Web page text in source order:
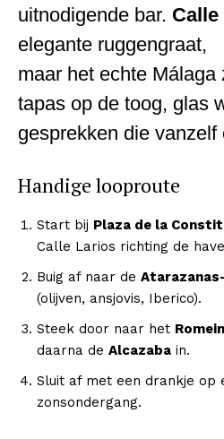
Inhoudsopgave [
1News
uitnodigende bar.
elegante ruggengraat,
maar het echte Málaga
tapas op de toog, glas
gesprekken die vanzelf
Handige looproute
Start bij Plaza de la
Calle Larios richting de
Buig af naar de
(olijven, ansjovis, Iberico).
Steek door naar het
daarna de Alcazaba in.
Sluit af met een drankje op
zonsondergang.